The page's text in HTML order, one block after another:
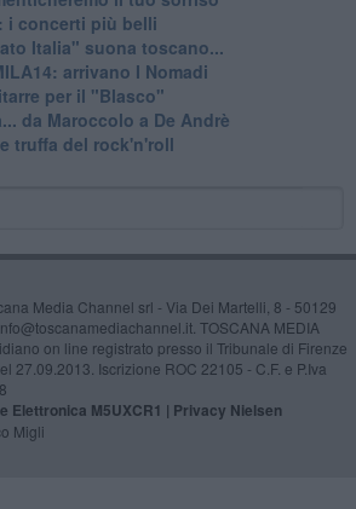
i concerti più belli
Italia" suona toscano...
arrivano I Nomadi
per il "Blasco"
da Maroccolo a De Andrè
truffa del rock'n'roll
Media Channel srl - Via Dei Martelli, 8 - 50129
TOSCANA MEDIA
on line registrato presso il Tribunale di Firenze
27.09.2013. Iscrizione ROC 22105 - C.F. e P.Iva
Elettronica M5UXCR1 | Privacy Nielsen
Migli